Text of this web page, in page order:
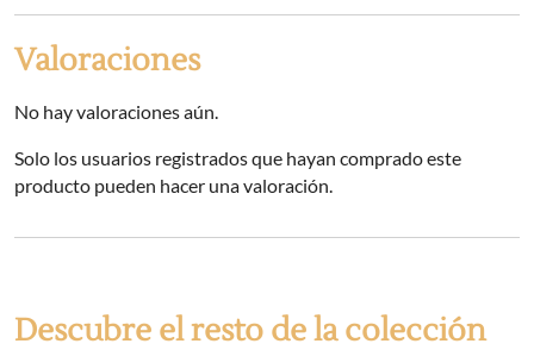
Valoraciones
No hay valoraciones aún.
Solo los usuarios registrados que hayan comprado este
producto pueden hacer una valoración.
Descubre el resto de la colección